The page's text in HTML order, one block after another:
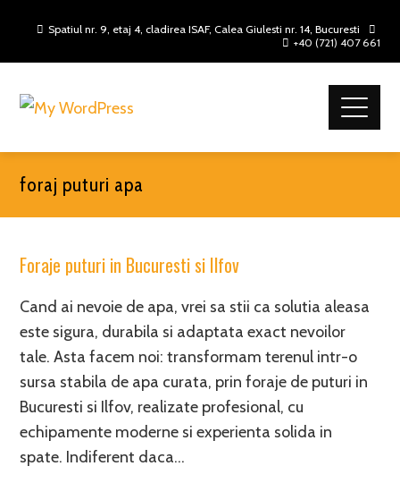
Spatiul nr. 9, etaj 4, cladirea ISAF, Calea Giulesti nr. 14, Bucuresti
+40 (721) 407 661
foraj puturi apa
Foraje puturi in Bucuresti si Ilfov
Cand ai nevoie de apa, vrei sa stii ca solutia aleasa
este sigura, durabila si adaptata exact nevoilor
tale. Asta facem noi: transformam terenul intr-o
sursa stabila de apa curata, prin foraje de puturi in
Bucuresti si Ilfov, realizate profesional, cu
echipamente moderne si experienta solida in
spate. Indiferent daca…